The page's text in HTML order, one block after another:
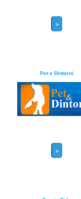
>
Pet e Dintorni
>